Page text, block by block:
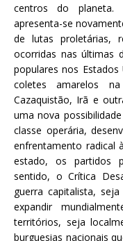
centros do planeta.
apresenta-se
de lutas proletárias,
ocorridas nas últimas
populares nos
coletes amarelos
Cazaquistão, Irã e
uma nova
classe operária,
enfrentamento radical
estado, os partidos
sentido, o Crítica
guerra capitalista,
expandir
territórios, seja
burguesias nacionais